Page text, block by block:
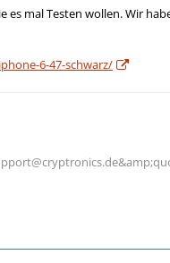
es mal Testen wollen. Wir
6-47-schwarz/